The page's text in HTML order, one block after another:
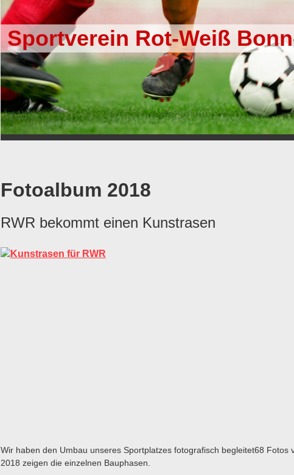
Sportverein Rot-Weiß
Fotoalbum 2018
RWR bekommt einen Kunstrasen
Wir haben den Umbau unseres Sportplatzes fotografisch begleitet68 Fotos
2018 zeigen die einzelnen Bauphasen.